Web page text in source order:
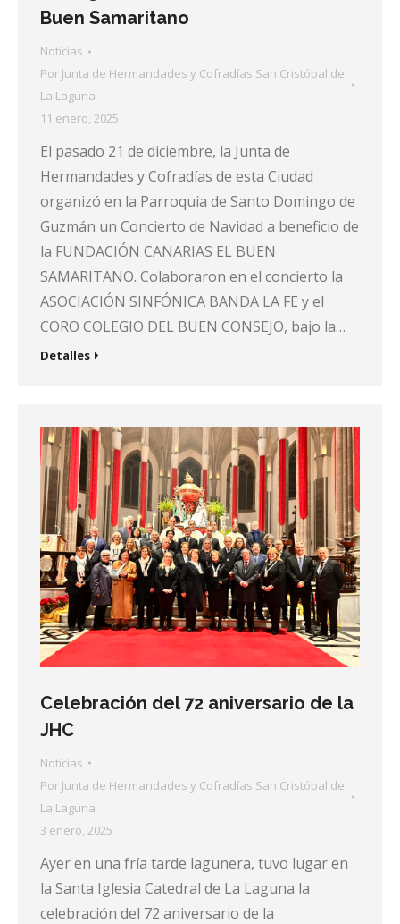
Buen Samaritano
Noticias
Por Junta de Hermandades y Cofradías San Cristóbal de
La Laguna
11 enero, 2025
El pasado 21 de diciembre, la Junta de
Hermandades y Cofradías de esta Ciudad
organizó en la Parroquia de Santo Domingo de
Guzmán un Concierto de Navidad a beneficio de
la FUNDACIÓN CANARIAS EL BUEN
SAMARITANO. Colaboraron en el concierto la
ASOCIACIÓN SINFÓNICA BANDA LA FE y el
CORO COLEGIO DEL BUEN CONSEJO, bajo la…
Detalles
Celebración del 72 aniversario de la
JHC
Noticias
Por Junta de Hermandades y Cofradías San Cristóbal de
La Laguna
3 enero, 2025
Ayer en una fría tarde lagunera, tuvo lugar en
la Santa Iglesia Catedral de La Laguna la
celebración del 72 aniversario de la